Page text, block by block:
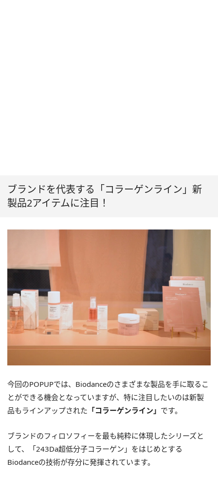
ブランドを代表する「コラーゲンライン」新
製品2アイテムに注目！
今回のPOPUPでは、Biodanceのさまざまな製品を手に取るこ
とができる機会となっていますが、特に注目したいのは新製
品もラインアップされた 「コラーゲンライン」 です。
ブランドのフィロソフィーを最も純粋に体現したシリーズと
して、「243Da超低分子コラーゲン」をはじめとする
Biodanceの技術が存分に発揮されています。